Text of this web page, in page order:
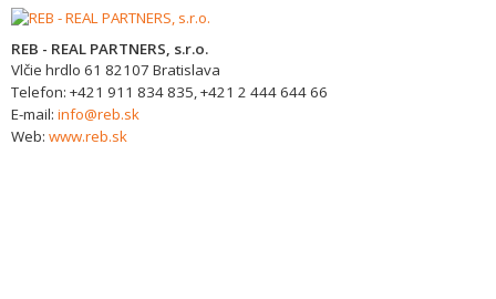
REB - REAL PARTNERS, s.r.o.
Vlčie hrdlo 61 82107 Bratislava
Telefon: +421 911 834 835, +421 2 444 644 66
E-mail: info@reb.sk
Web: www.reb.sk